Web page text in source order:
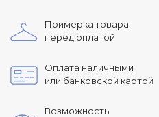
Примерка товара
перед оплатой
Оплата наличными
или банковской картой
Возможность